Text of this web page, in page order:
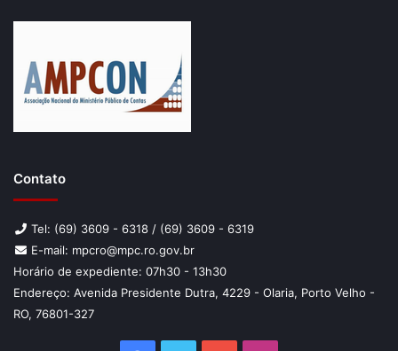
Contato
Tel: (69) 3609 - 6318 / (69) 3609 - 6319
E-mail: mpcro@mpc.ro.gov.br
Horário de expediente: 07h30 - 13h30
Endereço: Avenida Presidente Dutra, 4229 - Olaria, Porto Velho -
RO, 76801-327